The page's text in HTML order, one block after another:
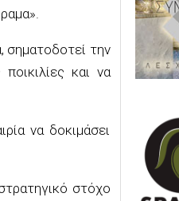
σηματοδοτεί την
και να
να δοκιμάσει
στόχο